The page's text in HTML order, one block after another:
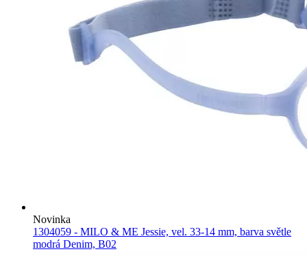
Novinka
1304059 - MILO & ME Jessie, vel. 33-14 mm, barva světle
modrá Denim, B02